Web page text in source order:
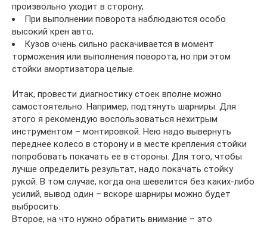
произвольно уходит в сторону;
При выполнении поворота наблюдаются особо
высокий крен авто;
Кузов очень сильно раскачивается в момент
торможения или выполнения поворота, но при этом
стойки амортизатора целые.
Итак, провести диагностику стоек вполне можно
самостоятельно. Например, подтянуть шарниры. Для
этого я рекомендую воспользоваться нехитрым
инструментом – монтировкой. Нею надо вывернуть
переднее колесо в сторону и в месте крепления стойки
попробовать покачать ее в стороны. Для того, чтобы
лучше определить результат, надо покачать стойку
рукой. В том случае, когда она шевелится без каких-либо
усилий, вывод один – вскоре шарниры можно будет
выбросить.
Второе, на что нужно обратить внимание – это